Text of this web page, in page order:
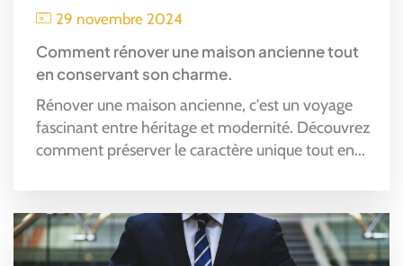
29 novembre 2024
Comment rénover une maison ancienne tout
en conservant son charme.
Rénover une maison ancienne, c'est un voyage
fascinant entre héritage et modernité. Découvrez
comment préserver le caractère unique tout en...